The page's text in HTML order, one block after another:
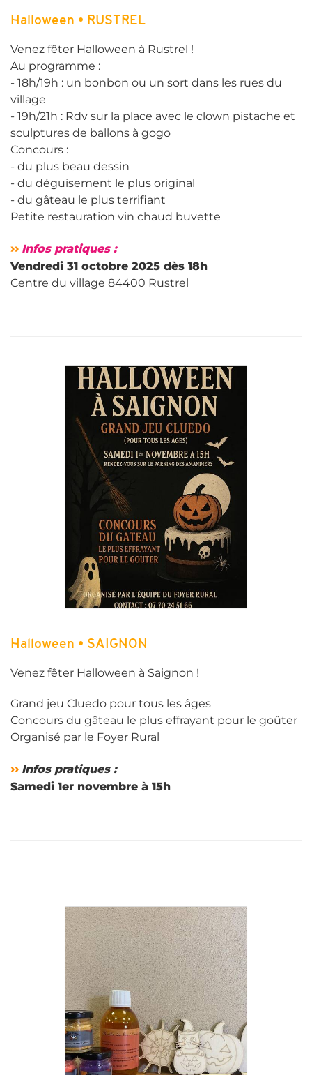
Halloween • RUSTREL
Venez fêter Halloween à Rustrel !
Au programme :
- 18h/19h : un bonbon ou un sort dans les rues du
village
- 19h/21h : Rdv sur la place avec le clown pistache et
sculptures de ballons à gogo
Concours :
- du plus beau dessin
- du déguisement le plus original
- du gâteau le plus terrifiant
Petite restauration vin chaud buvette
›› Infos pratiques :
Vendredi 31 octobre 2025 dès 18h
Centre du village 84400 Rustrel
Halloween • SAIGNON
Venez fêter Halloween à Saignon !
Grand jeu Cluedo pour tous les âges
Concours du gâteau le plus effrayant pour le goûter
Organisé par le Foyer Rural
›› Infos pratiques :
Samedi 1er novembre à 15h